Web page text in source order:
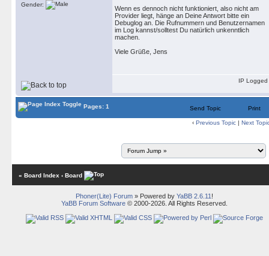
Gender:
Wenn es dennoch nicht funktioniert, also nicht am
Provider liegt, hänge an Deine Antwort bitte ein
Debuglog an. Die Rufnummern und Benutzernamen
im Log kannst/solltest Du natürlich unkenntlich
machen.
Viele Grüße, Jens
IP Logged
Pages: 1 Send Topic Print
‹ Previous Topic | Next
« Board Index ‹ Board
Phoner(Lite) Forum» Powered by YaBB 2.6.11 !
YaBB Forum Software© 2000-2026. All Rights Reserved.